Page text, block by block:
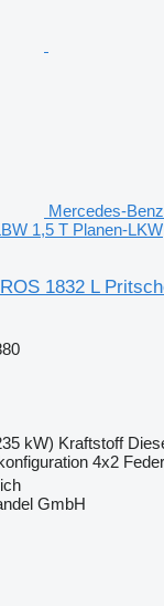
Mercedes-
1,5 T Planen-LKW
1832 L
kW) Kraftstoff
4x2
GmbH